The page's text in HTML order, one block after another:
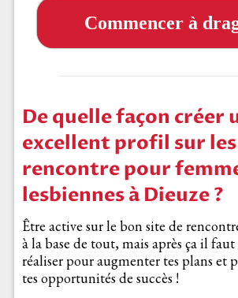
Commencer à
De quelle façon créer
excellent profil sur
rencontre pour
lesbiennes à Dieuze ?
Être active sur le bon site de
à la base de tout, mais après ça il
réaliser pour augmenter tes plans et
tes opportunités de succès !